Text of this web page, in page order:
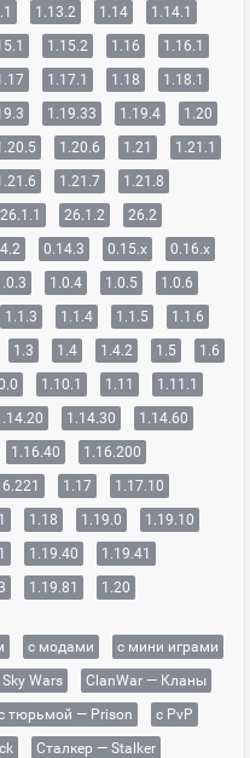
1.13.2 1.14
1.14.1
1.15.2 1.16
1.16.1
1.17.1 1.18
1.18.1
1.19.33 1.19.4
1.20
1.20.6 1.21
1.21.1
1.21.7
1.21.8
26.1.1 26.1.2 26.2
0.14.3 0.15.x
0.16.x
1.0.4 1.0.5
1.0.6
1.1.3 1.1.4 1.1.5
1.1.6
1.3 1.4 1.4.2 1.5
1.6
1.10.1 1.11
1.11.1
1.14.30
1.14.60
1.16.40
1.16.200
1.17
1.17.10
1.18 1.19.0
1.19.10
1.19.40
1.19.41
1.19.81 1.20
с модами
с мини играми
Sky Wars
ClanWar — Кланы
тюрьмой — Prison
с PvP
Сталкер — Stalker